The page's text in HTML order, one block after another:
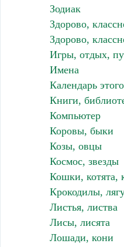
Зодиак
Здорово,
Здорово,
Игры, отдых,
Имена
Календарь
Книги,
Компьютер
Коровы, быки
Козы, овцы
Космос, звезды
Кошки, котята,
Крокодилы,
Листья, листва
Лисы, лисята
Лошади, кони